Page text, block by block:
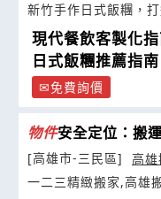
新竹手作日式飯糰，
現代餐飲客製化
日式飯糰推薦指
免費詢價
物件安全定位：搬
[高雄市-三民區]
高雄
一二三精緻搬家,高雄